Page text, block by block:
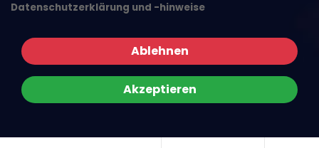
Datenschutzerklärung und -hinweise
Ablehnen
Akzeptieren